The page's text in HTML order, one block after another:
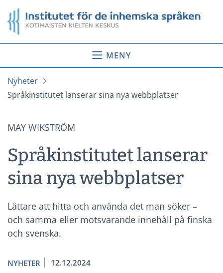
till
innehåll
Startsida
MENY
Nyheter
Språkinstitutet lanserar sina nya webbplatser
MAY WIKSTRÖM
Språkinstitutet lanserar
sina nya webbplatser
Lättare att hitta och använda det man söker –
och samma eller motsvarande innehåll på finska
och svenska.
NYHETER 12.12.2024